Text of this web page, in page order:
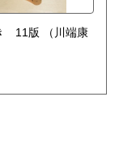
11版
（川端康